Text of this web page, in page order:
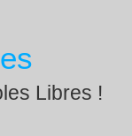
Libres !